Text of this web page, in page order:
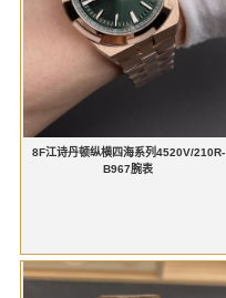
8F江诗丹顿纵横四海系列4520V/210R-
B967腕表